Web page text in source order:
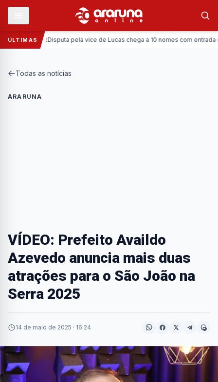
ÚLTIMAS
Política: Disputa pela vice de Lucas chega a 10 nomes com entrada da
Todas as notícias
ARARUNA
VÍDEO: Prefeito Availdo
Azevedo anuncia mais duas
atrações para o São João na
Serra 2025
14 de maio de 2025 · 16:24